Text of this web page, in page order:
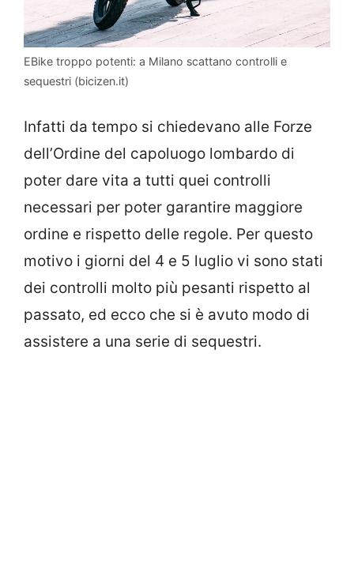
EBike troppo potenti: a Milano scattano controlli e
sequestri (bicizen.it)
Infatti da tempo si chiedevano alle Forze
dell’Ordine del capoluogo lombardo di
poter dare vita a tutti quei controlli
necessari per poter garantire maggiore
ordine e rispetto delle regole. Per questo
motivo i giorni del 4 e 5 luglio vi sono stati
dei controlli molto più pesanti rispetto al
passato, ed ecco che si è avuto modo di
assistere a una serie di sequestri.